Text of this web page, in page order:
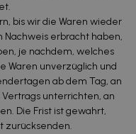
bis wir die Waren wieder
Nachweis erbracht haben,
je nachdem, welches
Waren unverzüglich und
ab dem Tag, an
unterrichten, an
Die Frist ist gewahrt,
zurücksenden.